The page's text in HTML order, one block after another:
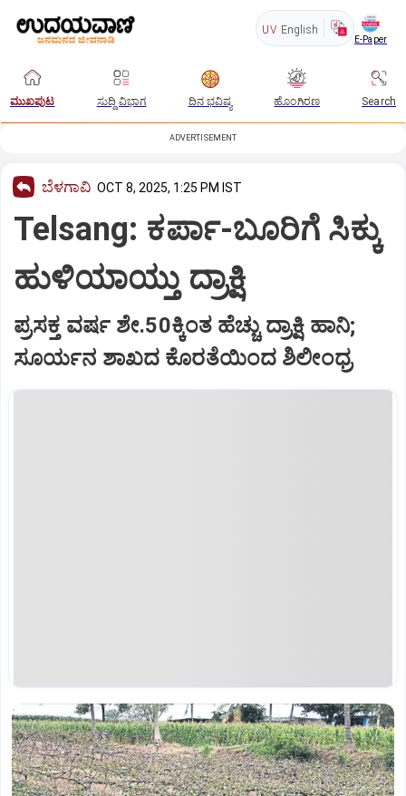
UV English
E-Paper
ಮುಖಪುಟ ಸುದ್ದಿ ವಿಭಾಗ ದಿನ ಭವಿಷ್ಯ ಹೊಂಗಿರಣ Search
ADVERTISEMENT
ಬೆಳಗಾವಿ OCT 8, 2025, 1:25 PM IST
Telsang: ಕರ್ಪಾ-ಬೂರಿಗೆ ಸಿಕ್ಕು
ಹುಳಿಯಾಯ್ತು ದ್ರಾಕ್ಷಿ
ಪ್ರಸಕ್ತ ವರ್ಷ ಶೇ.50ಕ್ಕಿಂತ ಹೆಚ್ಚು ದ್ರಾಕ್ಷಿ ಹಾನಿ;
ಸೂರ್ಯನ ಶಾಖದ ಕೊರತೆಯಿಂದ ಶಿಲೀಂಧ್ರ